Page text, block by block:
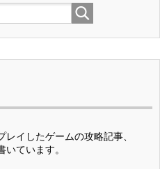
イしたゲームの攻略記事、
ています。